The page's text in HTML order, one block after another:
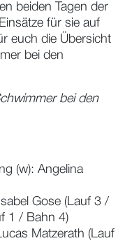
beiden Tagen der
für sie auf
euch die Übersicht
bei den
bei den
(w): Angelina
Gose (Lauf 3 /
1 / Bahn 4)
Matzerath (Lauf